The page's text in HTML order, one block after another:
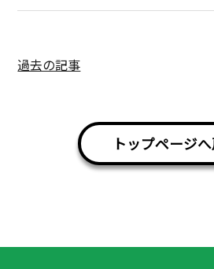
過去の記事
トップページ